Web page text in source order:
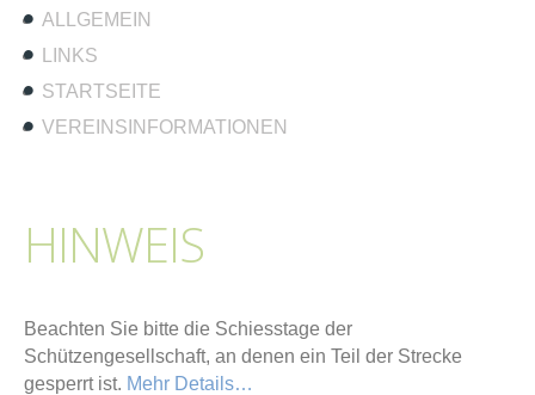
ALLGEMEIN
LINKS
STARTSEITE
VEREINSINFORMATIONEN
HINWEIS
Beachten Sie bitte die Schiesstage der
Schützengesellschaft, an denen ein Teil der Strecke
gesperrt ist. Mehr Details…